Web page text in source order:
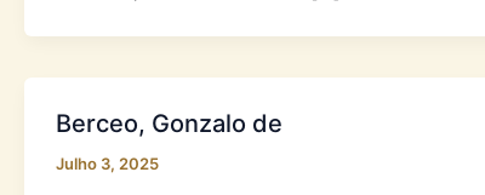
Berceo, Gonzalo de
Julho 3, 2025